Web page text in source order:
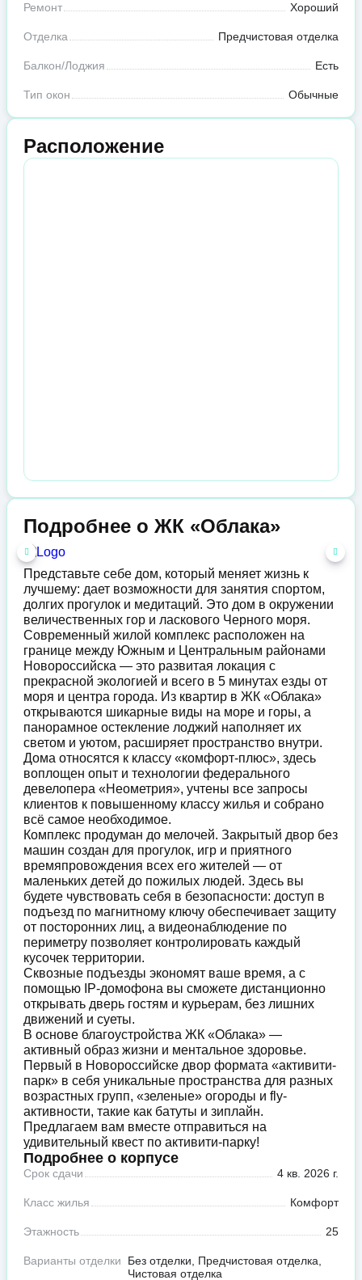
Ремонт Хороший
Отделка Предчистовая отделка
Балкон/Лоджия Есть
Тип окон Обычные
Расположение
Подробнее о ЖК «Облака»
Представьте себе дом, который меняет жизнь к
лучшему: дает возможности для занятия спортом,
долгих прогулок и медитаций. Это дом в окружении
величественных гор и ласкового Черного моря.
Современный жилой комплекс расположен на
границе между Южным и Центральным районами
Новороссийска — это развитая локация с
прекрасной экологией и всего в 5 минутах езды от
моря и центра города. Из квартир в ЖК «Облака»
открываются шикарные виды на море и горы, а
панорамное остекление лоджий наполняет их
светом и уютом, расширяет пространство внутри.
Дома относятся к классу «комфорт-плюс», здесь
воплощен опыт и технологии федерального
девелопера «Неометрия», учтены все запросы
клиентов к повышенному классу жилья и собрано
всё самое необходимое.
Комплекс продуман до мелочей. Закрытый двор без
машин создан для прогулок, игр и приятного
времяпровождения всех его жителей — от
маленьких детей до пожилых людей. Здесь вы
будете чувствовать себя в безопасности: доступ в
подъезд по магнитному ключу обеспечивает защиту
от посторонних лиц, а видеонаблюдение по
периметру позволяет контролировать каждый
кусочек территории.
Сквозные подъезды экономят ваше время, а с
помощью IP-домофона вы сможете дистанционно
открывать дверь гостям и курьерам, без лишних
движений и суеты.
В основе благоустройства ЖК «Облака» —
активный образ жизни и ментальное здоровье.
Первый в Новороссийске двор формата «активити-
парк» в себя уникальные пространства для разных
возрастных групп, «зеленые» огороды и fly-
активности, такие как батуты и зиплайн.
Предлагаем вам вместе отправиться на
удивительный квест по активити-парку!
Подробнее о корпусе
Срок сдачи 4 кв. 2026 г.
Класс жилья Комфорт
Этажность 25
Варианты отделки
Без отделки, Предчистовая отделка,
Чистовая отделка